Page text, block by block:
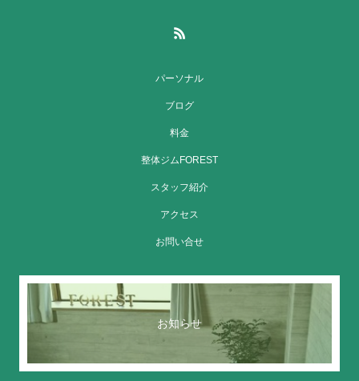
パーソナル
ブログ
料金
整体ジムFOREST
スタッフ紹介
アクセス
お問い合せ
お知らせ